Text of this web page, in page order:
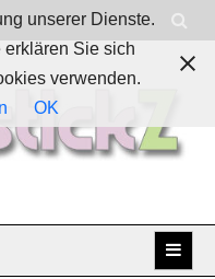
unserer Dienste.
erklären Sie sich
verwenden.
OK